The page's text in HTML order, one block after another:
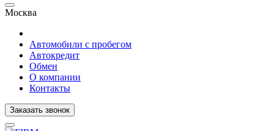
Москва
Автомобили с пробегом
Автокредит
Обмен
О компании
Контакты
Заказать звонок